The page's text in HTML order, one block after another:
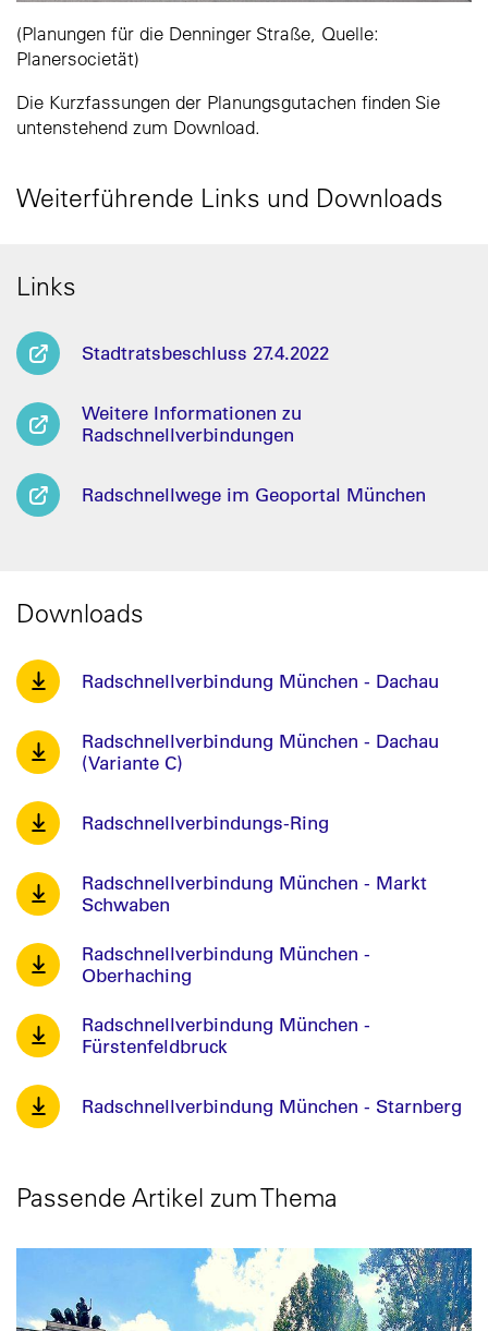
(Planungen für die Denninger Straße, Quelle:
Planersocietät)
Die Kurzfassungen der Planungsgutachen finden Sie
untenstehend zum Download.
Weiterführende Links und Downloads
Links
Stadtratsbeschluss 27.4.2022
Weitere Informationen zu
Radschnellverbindungen
Radschnellwege im Geoportal München
Downloads
Radschnellverbindung München - Dachau
Radschnellverbindung München - Dachau
(Variante C)
Radschnellverbindungs-Ring
Radschnellverbindung München - Markt
Schwaben
Radschnellverbindung München -
Oberhaching
Radschnellverbindung München -
Fürstenfeldbruck
Radschnellverbindung München - Starnberg
Passende Artikel zum Thema